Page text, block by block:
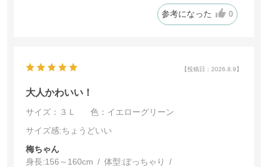
参考になった 0
【投稿日：2026.8.9】
大人かわいい！
サイズ：３Ｌ
色：イエローグリーン
サイズ感:ちょうどいい
梅ちゃん
身長:156～160cm 体型:ぽっちゃり